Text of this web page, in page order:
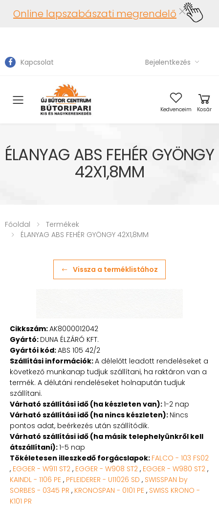
Online lapszabászati megrendelő
Kapcsolat Bejelentkezés
Toggle mobile menu Kedvenceim Kosár
ÉLANYAG ABS FEHÉR GYÖNGY
42X1,8MM
Főoldal
Termékek
ÉLANYAG ABS FEHÉR GYÖNGY 42X1,8MM
Vissza a terméklistához
Cikkszám:AK8000012042
Gyártó: DUNA ÉLZÁRÓ KFT.
Gyártói kód:ABS 105 42/2
Szállítási információk:A délelőtt leadott rendeléseket a
következő munkanap tudjuk szállítani, ha raktáron van a
termék. A délutáni rendeléseket holnapután tudjuk
szállítani.
Várható szállítási idő (ha készleten van):1-2 nap
Várható szállítási idő (ha nincs készleten): Nincs
pontos adat, beérkezés után szállítódik.
Várható szállítási idő (ha másik telephelyünkről kell
átszállítani):1-5 nap
Tökéletesen illeszkedő forgácslapok: FALCO - 103 FS02
, EGGER - W911 ST2 , EGGER - W908 ST2 , EGGER - W980 ST2 ,
KAINDL - 1106 PE , PFLEIDERER - U11026 SD , SWISSPAN by
SORBES - 0345 PR , KRONOSPAN - 0101 PE , SWISS KRONO -
K101 PR